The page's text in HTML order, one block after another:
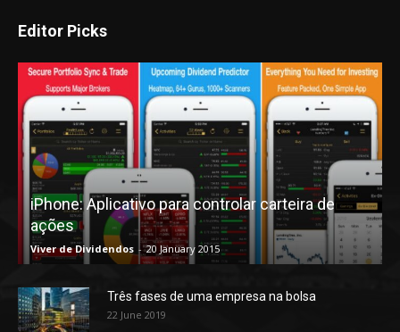
Editor Picks
iPhone: Aplicativo para controlar carteira de
ações
Viver de Dividendos - 20 January 2015
Três fases de uma empresa na bolsa
22 June 2019